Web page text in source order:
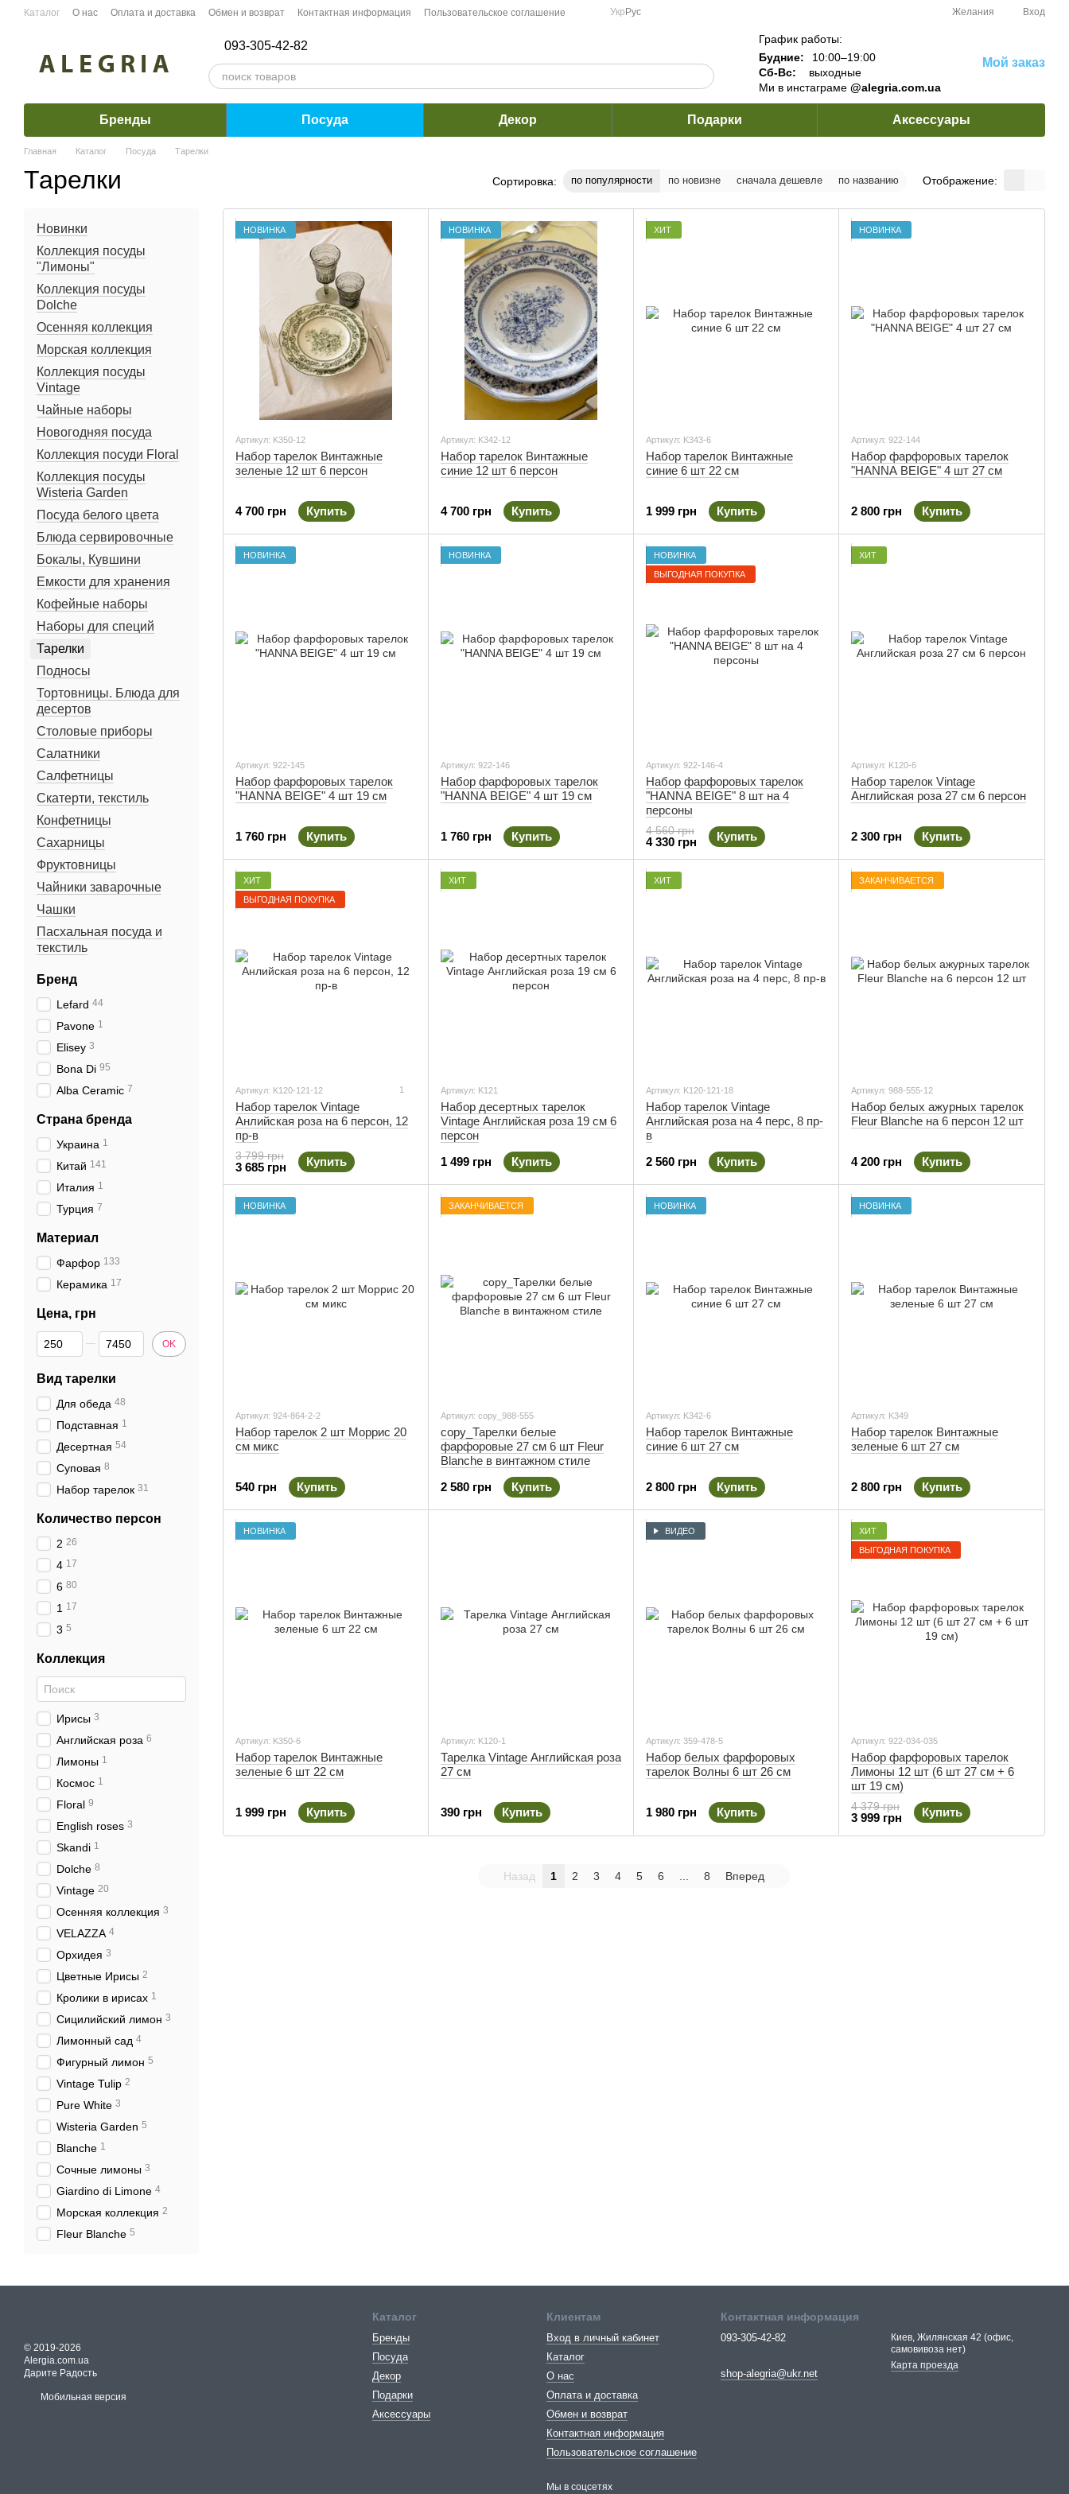
Перейти к основному контенту
Каталог О нас Оплата и доставка Обмен и возврат Контактная информация Пользовательское соглашение Укр Рус Желания Вход
093-305-42-82
График работы:
Будние:
10:00–19:00
Сб-Вс:
выходные
Ми в инстаграме @alegria.com.ua
Мой заказ
Бренды Посуда Декор Подарки Аксессуары
Главная Каталог Посуда Тарелки
Тарелки Сортировка: по популярности по новизне сначала дешевле по названию Отображение:
НОВИНКА
Артикул: K350-12
Набор тарелок Винтажные
зеленые 12 шт 6 персон
4 700 грн Купить
НОВИНКА
Артикул: K342-12
Набор тарелок Винтажные
синие 12 шт 6 персон
4 700 грн Купить
ХИТ
Артикул: K343-6
Набор тарелок Винтажные
синие 6 шт 22 см
1 999 грн Купить
НОВИНКА
Артикул: 922-144
Набор фарфоровых тарелок
"HANNA BEIGE" 4 шт 27 см
2 800 грн Купить
НОВИНКА
Артикул: 922-145
Набор фарфоровых тарелок
"HANNA BEIGE" 4 шт 19 см
1 760 грн Купить
НОВИНКА
Артикул: 922-146
Набор фарфоровых тарелок
"HANNA BEIGE" 4 шт 19 см
1 760 грн Купить
НОВИНКА
ВЫГОДНАЯ ПОКУПКА
Артикул: 922-146-4
Набор фарфоровых тарелок
"HANNA BEIGE" 8 шт на 4
персоны
4 560 грн
4 330 грн Купить
ХИТ
Артикул: K120-6
Набор тарелок Vintage
Английская роза 27 см 6 персон
2 300 грн Купить
ХИТ
ВЫГОДНАЯ ПОКУПКА
Артикул: K120-121-12 1
Набор тарелок Vintage
Анлийская роза на 6 персон, 12
пр-в
3 799 грн
3 685 грн Купить
ХИТ
Артикул: K121
Набор десертных тарелок
Vintage Английская роза 19 см 6
персон
1 499 грн
Купить
ХИТ
Артикул: K120-121-18
Набор тарелок Vintage
Английская роза на 4 перс, 8 пр-
в
2 560 грн
Купить
ЗАКАНЧИВАЕТСЯ
Артикул: 988-555-12
Набор белых ажурных тарелок
Fleur Blanche на 6 персон 12 шт
4 200 грн Купить
НОВИНКА
Артикул: 924-864-2-2
Набор тарелок 2 шт Моррис 20
см микс
540 грн Купить
ЗАКАНЧИВАЕТСЯ
Артикул: copy_988-555
copy_Тарелки белые
фарфоровые 27 см 6 шт Fleur
Blanche в винтажном стиле
2 580 грн
Купить
НОВИНКА
Артикул: K342-6
Набор тарелок Винтажные
синие 6 шт 27 см
2 800 грн Купить
НОВИНКА
Артикул: K349
Набор тарелок Винтажные
зеленые 6 шт 27 см
2 800 грн Купить
НОВИНКА
Артикул: K350-6
Набор тарелок Винтажные
зеленые 6 шт 22 см
1 999 грн Купить
Артикул: K120-1
Тарелка Vintage Английская роза
27 см
390 грн Купить
ВИДЕО
Артикул: 359-478-5
Набор белых фарфоровых
тарелок Волны 6 шт 26 см
1 980 грн Купить
ХИТ
ВЫГОДНАЯ ПОКУПКА
Артикул: 922-034-035
Набор фарфоровых тарелок
Лимоны 12 шт (6 шт 27 см + 6
шт 19 см)
4 379 грн
3 999 грн Купить
Назад 1 2 3 4 5 6 8 Вперед
Новинки
Коллекция посуды
"Лимоны"
Коллекция посуды
Dolche
Осенняя коллекция
Морская коллекция
Коллекция посуды
Vintage
Чайные наборы
Новогодняя посуда
Коллекция посуди Floral
Коллекция посуды
Wisteria Garden
Посуда белого цвета
Блюда сервировочные
Бокалы, Кувшини
Емкости для хранения
Кофейные наборы
Наборы для специй
Тарелки
Подносы
Тортовницы. Блюда для
десертов
Столовые приборы
Салатники
Салфетницы
Скатерти, текстиль
Конфетницы
Сахарницы
Фруктовницы
Чайники заварочные
Чашки
Пасхальная посуда и
текстиль
Бренд
Lefard 44
Pavone 1
Elisey 3
Bona Di 95
Alba Ceramic 7
Страна бренда
Украина 1
Китай 141
Италия 1
Турция 7
Материал
Фарфор 133
Керамика 17
Цена, грн
От Цена, грн
До Цена, грн OK
Вид тарелки
Для обеда 48
Подставная 1
Десертная 54
Суповая 8
Набор тарелок 31
Количество персон
2 26
4 17
6 80
1 17
3 5
Коллекция
Ирисы 3
Английская роза 6
Лимоны 1
Космос 1
Floral 9
English roses 3
Skandi 1
Dolche 8
Vintage 20
Осенняя коллекция 3
VELAZZA 4
Орхидея 3
Цветные Ирисы 2
Кролики в ирисах 1
Сицилийский лимон 3
Лимонный сад 4
Фигурный лимон 5
Vintage Tulip 2
Pure White 3
Wisteria Garden 5
Blanche 1
Сочные лимоны 3
Giardino di Limone 4
Морская коллекция 2
Fleur Blanche 5
© 2019-2026
Alergia.com.ua
Дарите Радость
Мобильная версия
Каталог
Бренды
Посуда
Декор
Подарки
Аксессуары
Клиентам
Вход в личный кабинет
Каталог
О нас
Оплата и доставка
Обмен и возврат
Контактная информация
Пользовательское соглашение
Мы в соцсетях
Контактная информация
093-305-42-82
shop-alegria@ukr.net
Киев, Жилянская 42 (офис,
самовивоза нет)
Карта проезда